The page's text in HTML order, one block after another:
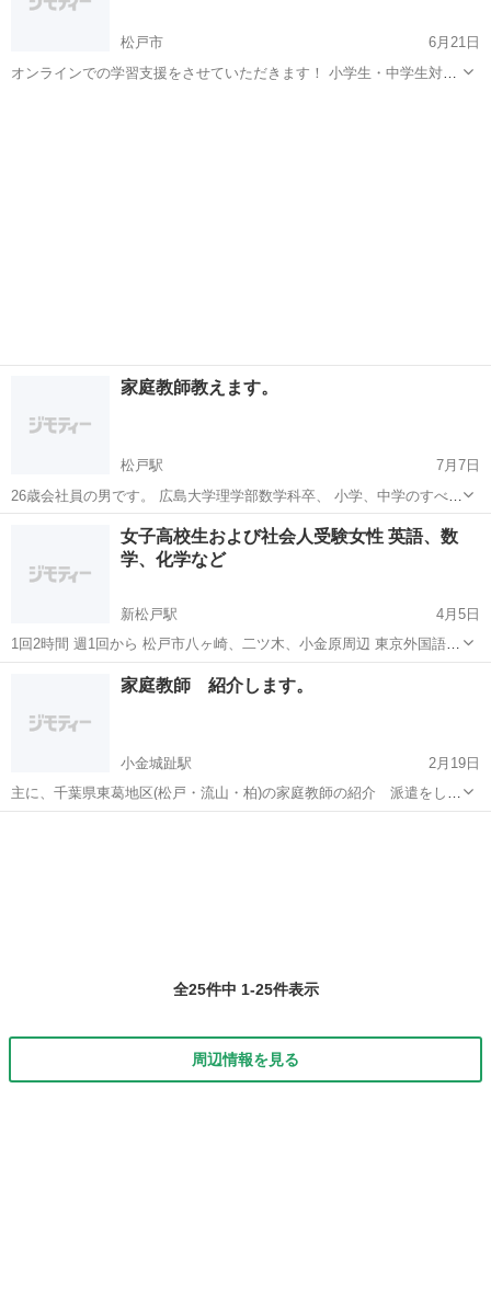
松戸市
6月21日
オンラインでの学習支援をさせていただきます！ 小学生・中学生対象
家庭教師教えます。
松戸駅
7月7日
26歳会社員の男です。 広島大学理学部数学科卒、 小学、中学のすべて
の教科。高校数学、物理、化学が可能な教科です。 お給料は要りませ
ん。 よろしくお願いします。
松戸駅 家庭教師
女子高校生および社会人受験女性 英語、数
学、化学など
新松戸駅
4月5日
1回2時間 週1回から 松戸市八ヶ崎、二ツ木、小金原周辺 東京外国語大
学スペイン語学科卒 S62 家庭教師経験100人ほど 仕送りなしで卒業し
たため IT翻訳歴約25年 詳細はご相談の上...
松戸市 新松戸駅 家庭教師
家庭教師 紹介します。
小金城趾駅
2月19日
主に、千葉県東葛地区(松戸・流山・柏)の家庭教師の紹介 派遣をして
います。 小中高すべて対応しています。生徒一人一人に合わせた、指
全25件中 1-25件表示
周辺情報を見る